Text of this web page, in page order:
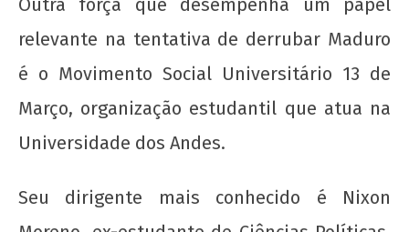
Outra força que desempenha um papel
relevante na tentativa de derrubar Maduro
é o Movimento Social Universitário 13 de
Março, organização estudantil que atua na
Universidade dos Andes.
Seu dirigente mais conhecido é Nixon